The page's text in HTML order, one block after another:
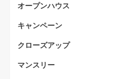
オープンハウス
キャンペーン
クローズアップ
マンスリー